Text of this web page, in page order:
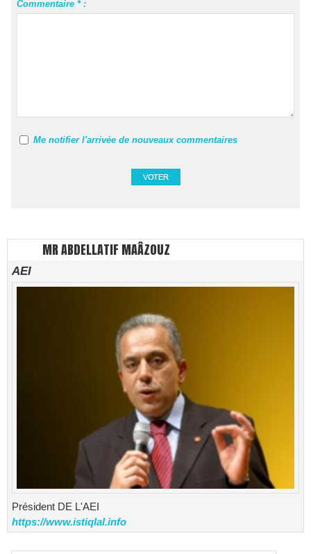
Commentaire * :
Me notifier l'arrivée de nouveaux commentaires
MR ABDELLATIF MAÂZOUZ
AEI
Président DE L'AEI
https://www.istiqlal.info